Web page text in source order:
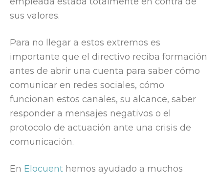
sus valores.
Para no llegar a estos extremos es
importante que el directivo reciba formación
antes de abrir una cuenta para saber cómo
comunicar en redes sociales, cómo
funcionan estos canales, su alcance, saber
responder a mensajes negativos o el
protocolo de actuación ante una crisis de
comunicación.
En Elocuent hemos ayudado a muchos